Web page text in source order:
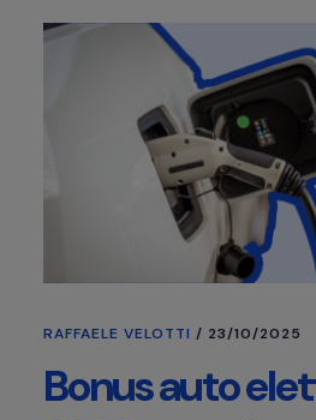
RAFFAELE VELOTTI / 23/10/2025
Bonus auto